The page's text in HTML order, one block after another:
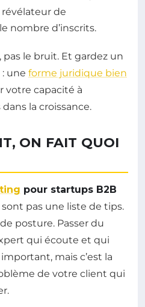
révélateur de
nombre d’inscrits.
pas le bruit. Et gardez un
une forme juridique bien
votre capacité à
la croissance.
ON FAIT QUOI
pour startups B2B
pas une liste de tips.
posture. Passer du
qui écoute et qui
mais c’est la
de votre client qui